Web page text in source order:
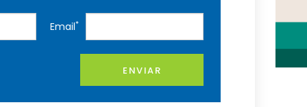
Email*
ENVIAR